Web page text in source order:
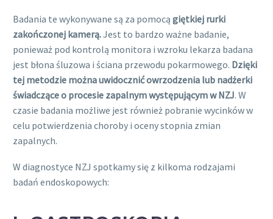
Badania te wykonywane są za pomocą giętkiej rurki
zakończonej kamerą.Jest to bardzo ważne badanie,
ponieważ pod kontrolą monitora i wzroku lekarza badana
jest błona śluzowa i ściana przewodu pokarmowego. Dzięki
tej metodzie można uwidocznić owrzodzenia lub nadżerki
świadczące o procesie zapalnym występującym w NZJ. W
czasie badania możliwe jest również pobranie wycinków w
celu potwierdzenia choroby i oceny stopnia zmian
zapalnych.
W diagnostyce NZJ spotkamy się z kilkoma rodzajami
badań endoskopowych: